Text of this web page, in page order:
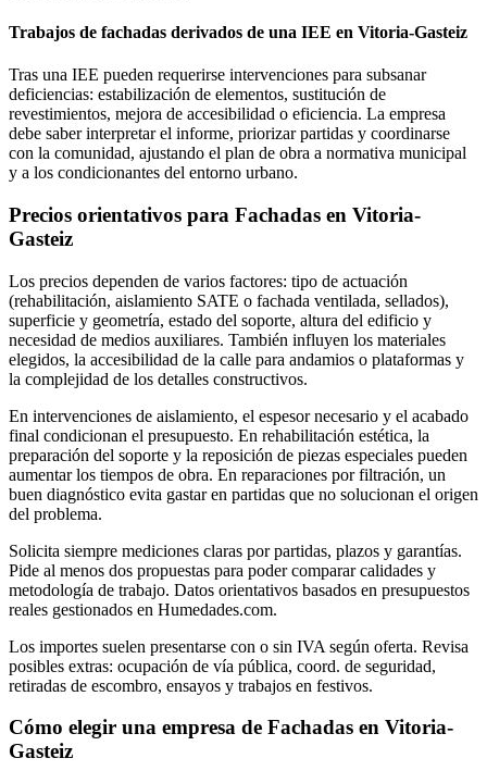
Trabajos de fachadas derivados de una IEE en Vitoria-Gasteiz
Tras una IEE pueden requerirse intervenciones para subsanar
deficiencias: estabilización de elementos, sustitución de
revestimientos, mejora de accesibilidad o eficiencia. La empresa
debe saber interpretar el informe, priorizar partidas y coordinarse
con la comunidad, ajustando el plan de obra a normativa municipal
y a los condicionantes del entorno urbano.
Precios orientativos para Fachadas en Vitoria-
Gasteiz
Los precios dependen de varios factores: tipo de actuación
(rehabilitación, aislamiento SATE o fachada ventilada, sellados),
superficie y geometría, estado del soporte, altura del edificio y
necesidad de medios auxiliares. También influyen los materiales
elegidos, la accesibilidad de la calle para andamios o plataformas y
la complejidad de los detalles constructivos.
En intervenciones de aislamiento, el espesor necesario y el acabado
final condicionan el presupuesto. En rehabilitación estética, la
preparación del soporte y la reposición de piezas especiales pueden
aumentar los tiempos de obra. En reparaciones por filtración, un
buen diagnóstico evita gastar en partidas que no solucionan el origen
del problema.
Solicita siempre mediciones claras por partidas, plazos y garantías.
Pide al menos dos propuestas para poder comparar calidades y
metodología de trabajo. Datos orientativos basados en presupuestos
reales gestionados en Humedades.com.
Los importes suelen presentarse con o sin IVA según oferta. Revisa
posibles extras: ocupación de vía pública, coord. de seguridad,
retiradas de escombro, ensayos y trabajos en festivos.
Cómo elegir una empresa de Fachadas en Vitoria-
Gasteiz